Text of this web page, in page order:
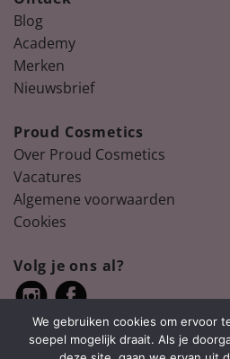
Blog
Academy
Merken
Nieuwsbrief
Proud Cosmetics
Over Proud Cosmetics
Vacatures
Algemene voorwaarden
Cookies
Volg je ons al?
We gebruiken cookies om ervoor
soepel mogelijk draait. Als je